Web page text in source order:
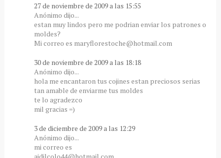
27 de noviembre de 2009 a las 15:55
Anónimo dijo...
estan muy lindos pero me podrian enviar los patrones o
moldes?
Mi correo es maryflorestoche@hotmail.com
30 de noviembre de 2009 a las 18:18
Anónimo dijo...
hola me encantaron tus cojines estan preciosos serias
tan amable de enviarme tus moldes
te lo agradezco
mil gracias =)
3 de diciembre de 2009 a las 12:29
Anónimo dijo...
mi correo es
aidilcolo44@hotmail.com